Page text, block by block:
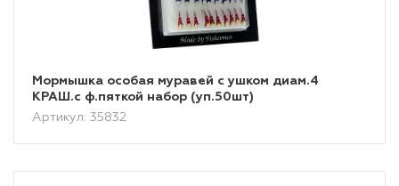
Мормышка особая муравей с ушком диам.4
КРАШ.с ф.пяткой набор (уп.50шт)
Артикул: 35832